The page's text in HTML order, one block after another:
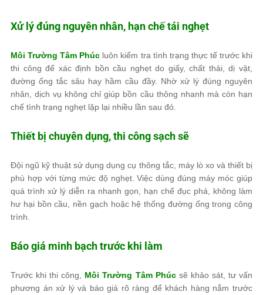
Xử lý đúng nguyên nhân, hạn chế tái nghẹt
Môi Trường Tâm Phúc luôn kiểm tra tình trạng thực tế trước khi
thi công để xác định bồn cầu nghẹt do giấy, chất thải, dị vật,
đường ống tắc sâu hay hầm cầu đầy. Nhờ xử lý đúng nguyên
nhân, dịch vụ không chỉ giúp bồn cầu thông nhanh mà còn hạn
chế tình trạng nghẹt lặp lại nhiều lần sau đó.
Thiết bị chuyên dụng, thi công sạch sẽ
Đội ngũ kỹ thuật sử dụng dụng cụ thông tắc, máy lò xo và thiết bị
phù hợp với từng mức độ nghẹt. Việc dùng đúng máy móc giúp
quá trình xử lý diễn ra nhanh gọn, hạn chế đục phá, không làm
hư hại bồn cầu, nền gạch hoặc hệ thống đường ống trong công
trình.
Báo giá minh bạch trước khi làm
Trước khi thi công, Môi Trường Tâm Phúcsẽ khảo sát, tư vấn
phương án xử lý và báo giá rõ ràng để khách hàng nắm trước